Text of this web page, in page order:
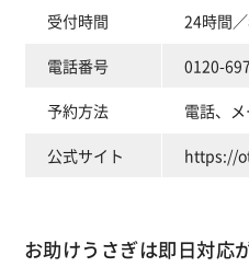
受付時間 24時間
電話番号 0120-
予約方法 電話、
公式サイト https://
お助けうさぎは即日対応